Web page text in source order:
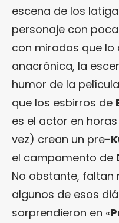
escena de los
personaje con
con miradas que lo
anacrónica, la
humor de la
que los esbirros de
es el actor en
vez) crean un pre-
el campamento de
No obstante,
algunos de esos
sorprendieron en «